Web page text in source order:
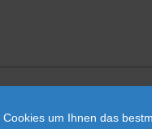
um Ihnen das